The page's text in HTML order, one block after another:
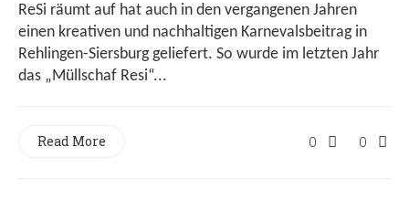
ReSi räumt auf hat auch in den vergangenen Jahren
einen kreativen und nachhaltigen Karnevalsbeitrag in
Rehlingen-Siersburg geliefert. So wurde im letzten Jahr
das „Müllschaf Resi“...
0 0
Read More